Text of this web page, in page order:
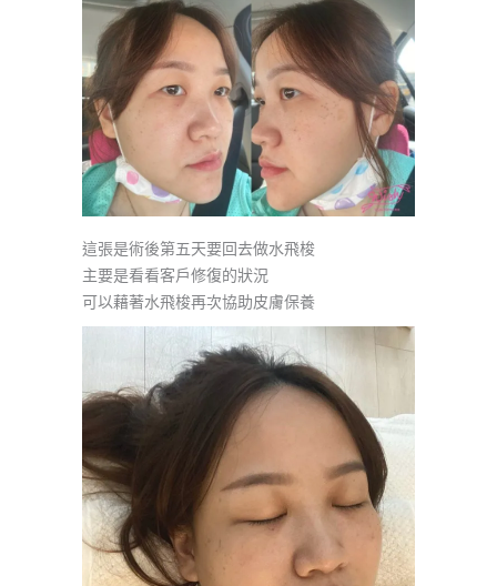
這張是術後第五天要回去做水飛梭
主要是看看客戶修復的狀況
可以藉著水飛梭再次協助皮膚保養